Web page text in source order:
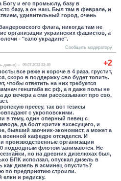
Богу и его промыслу, базу в
базу, а он наш. Был там в феврале, и
удивительный город, очень
флага, никогда там не
организации украинских фашистов, а
- "сало украдине".
Сообщить модератору
+2
давно) 09.07.2022 23:49
все реже и короче в 4 раза, грустит,
скоро в поддержку сво будет топить.
чтобы ответить на них требуется
генштаба вс рф, а я даже полы не
до вечера а сми рассказывают про сво,
прессу, так вот тезисы
с укроповскими.
в тему, один оперный певец с
да болт критик вхсесущего, и
бывший заочник-экономист, а может а
военной кафедре отсиделся. И
производственные организации
подводным флотом занимаются. Не
но на древних дизелюхах был,
БПК исползал, опускал дизель в
дизель в эсминец опустить?
по предприятию строили.
елки и редиску.